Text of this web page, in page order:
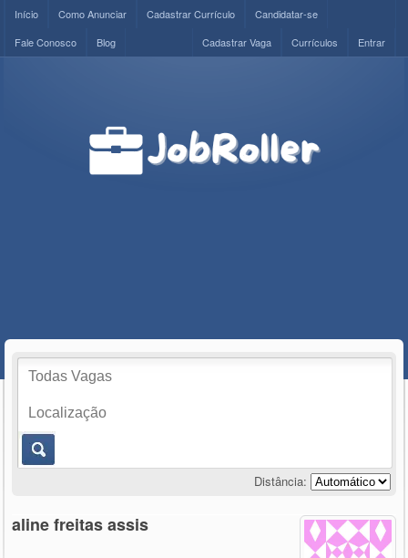
Início Como Anunciar Cadastrar Currículo
Candidatar-se
Fale Conosco
Blog Entrar
Currículos
Cadastrar Vaga
Distância:
aline freitas assis